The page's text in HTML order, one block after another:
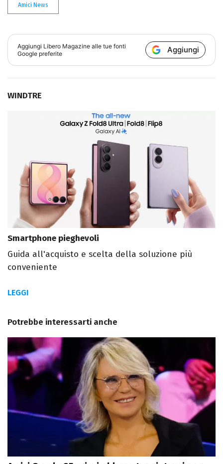
Amici News
Aggiungi Libero Magazine alle tue fonti
Google preferite
Aggiungi
WINDTRE
Smartphone pieghevoli
Guida all'acquisto e scelta della soluzione più
conveniente
LEGGI
Potrebbe interessarti anche